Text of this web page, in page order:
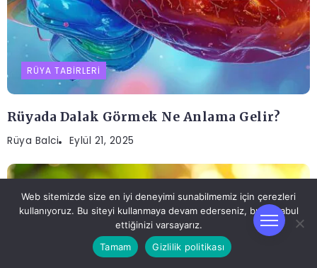
RÜYA TABIRLERI
Rüyada Dalak Görmek Ne Anlama Gelir?
Rüya Balci Eylül 21, 2025
Web sitemizde size en iyi deneyimi sunabilmemiz için çerezleri
kullanıyoruz. Bu siteyi kullanmaya devam ederseniz, bunu kabul
ettiğinizi varsayarız.
Tamam
Gizlilik politikası